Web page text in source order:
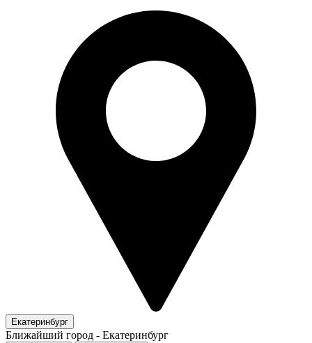
Екатеринбург
Ближайший город - Екатеринбург